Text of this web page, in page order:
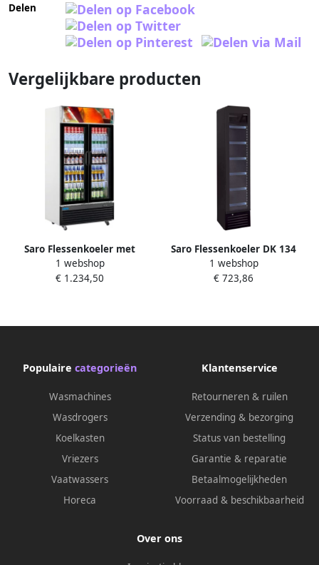
Delen
Vergelijkbare producten
Saro Flessenkoeler met
dubbele glasdeur Model GTK
800
1 webshop
€ 1.234,50
Saro Flessenkoeler DK 134
PRO ROUND – 150L – Smal
model – Glasdeur – LED –
1 webshop
€ 723,86
Populaire categorieën
Wasmachines
Wasdrogers
Koelkasten
Vriezers
Vaatwassers
Horeca
Klantenservice
Retourneren & ruilen
Verzending & bezorging
Status van bestelling
Garantie & reparatie
Betaalmogelijkheden
Voorraad & beschikbaarheid
Over ons